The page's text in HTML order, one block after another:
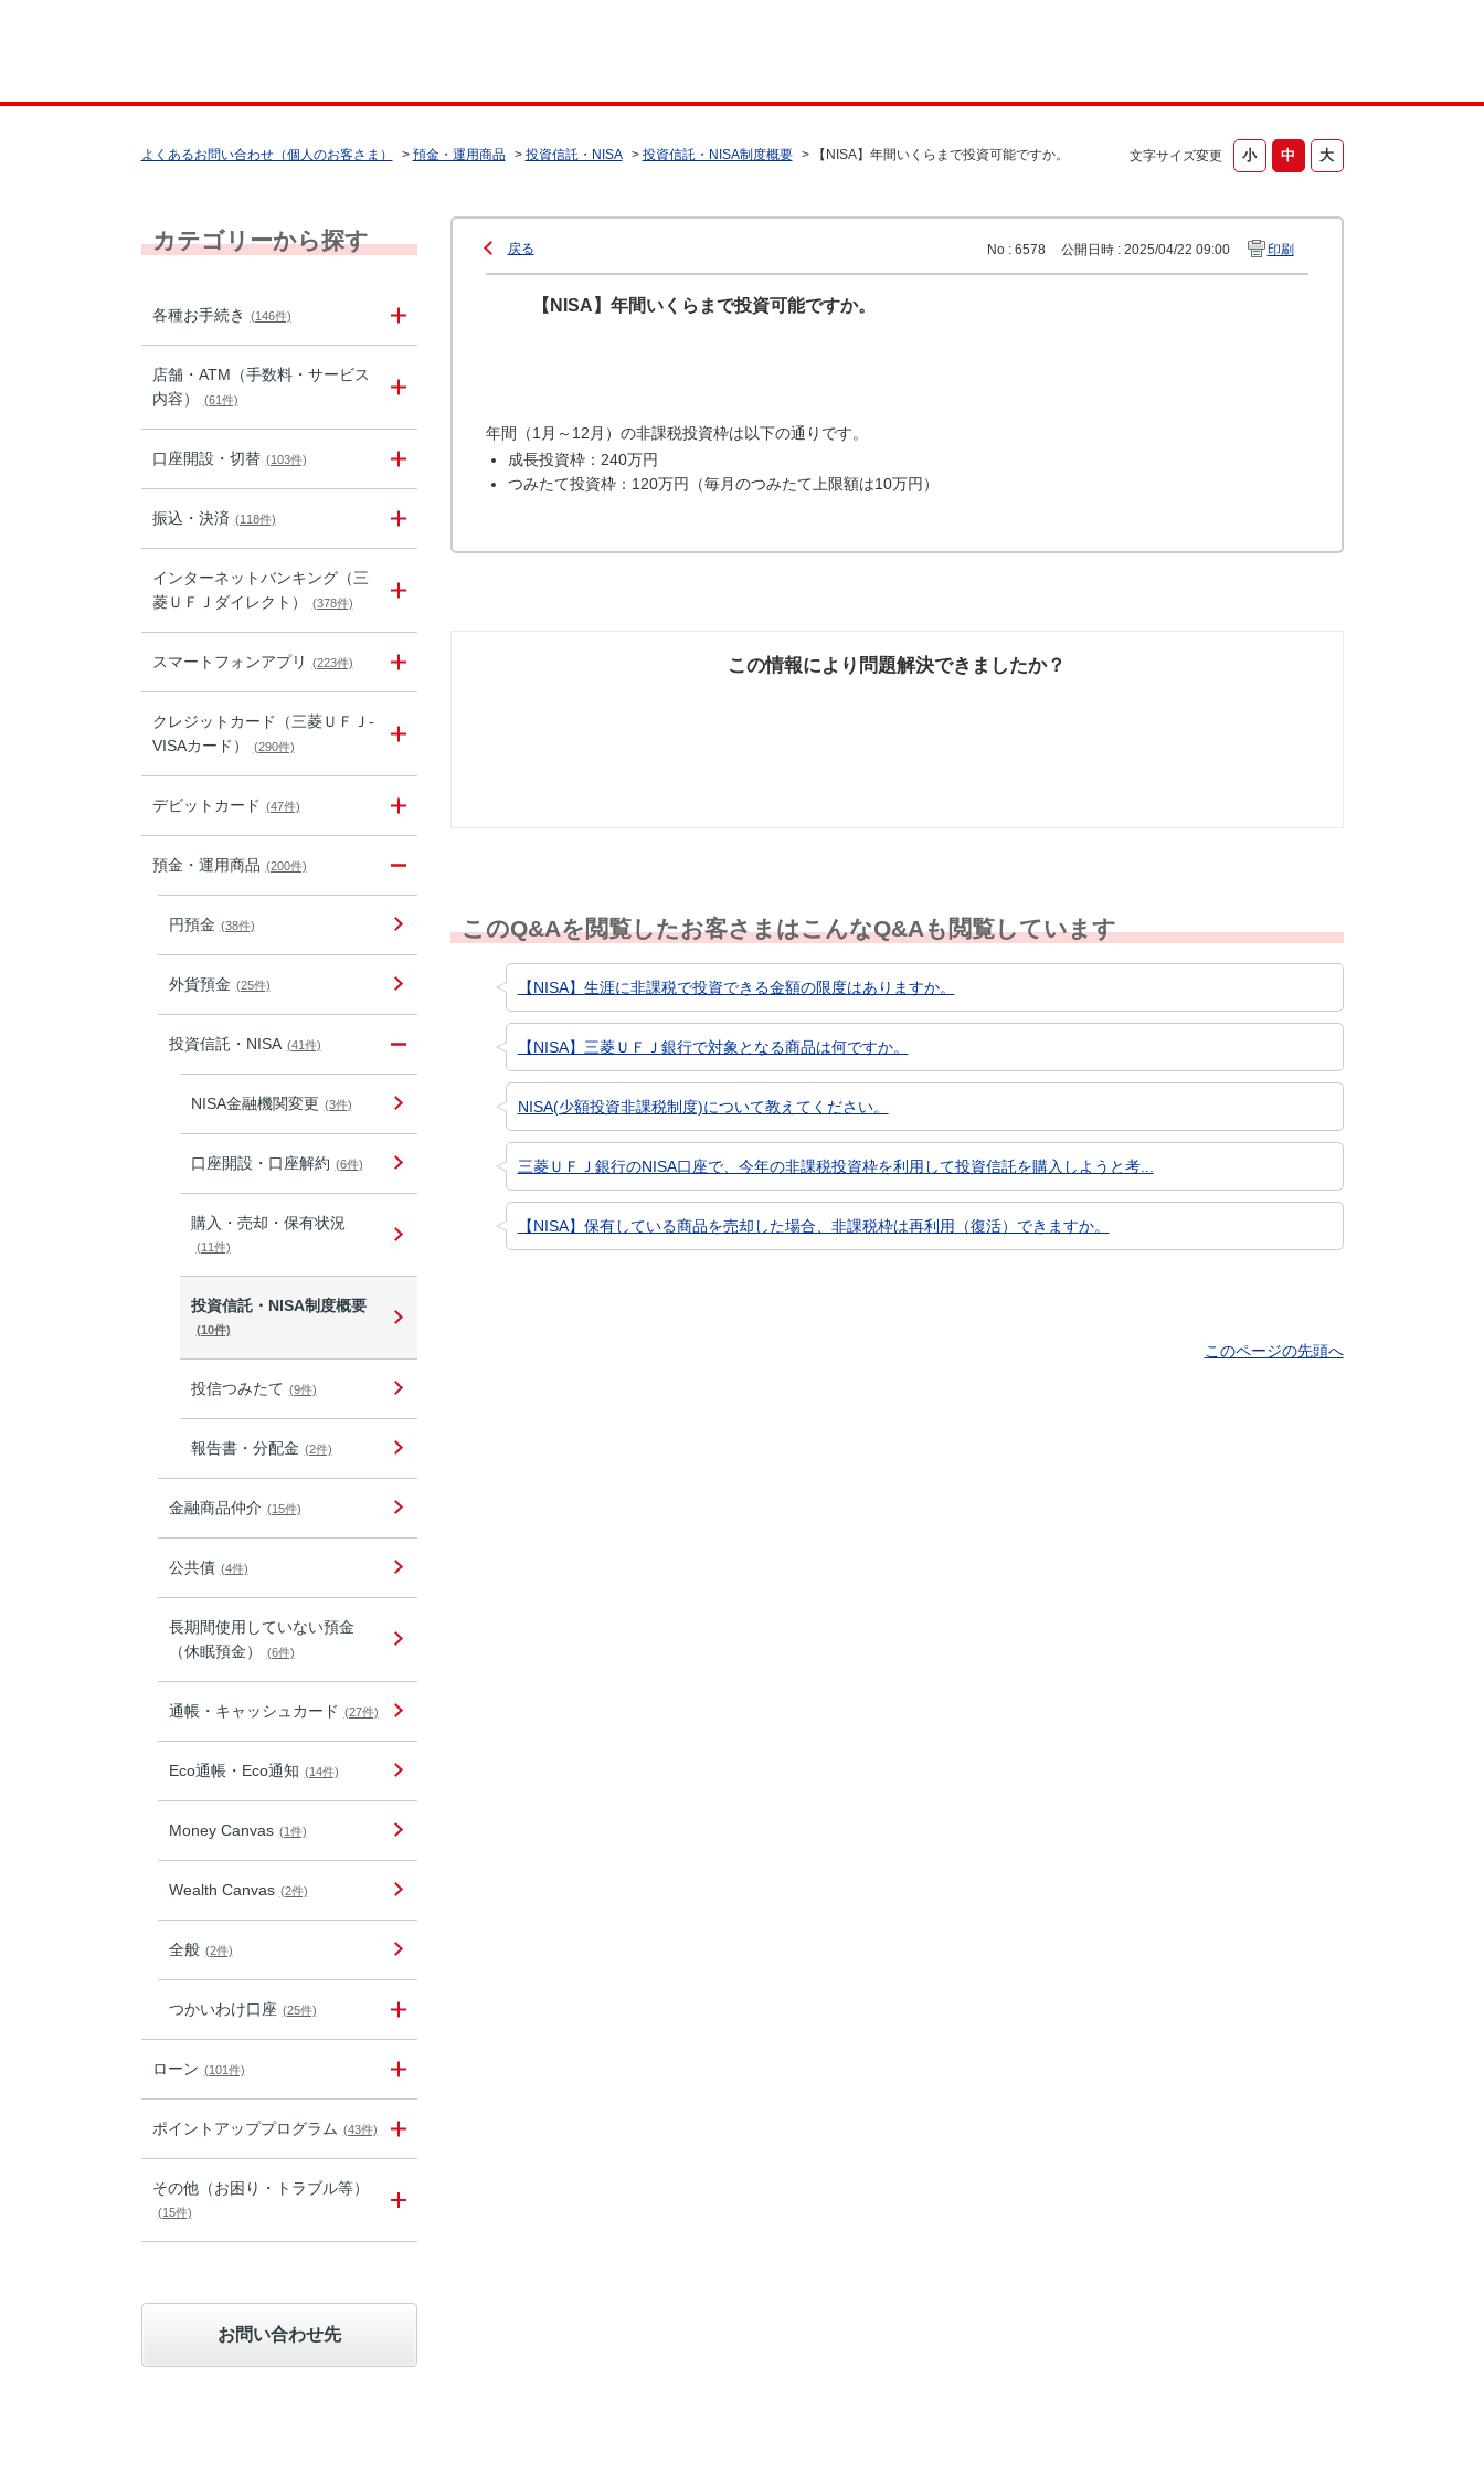
文字サイズ変更
よくあるお問い合わせ（個人のお客さま） > 預金・運用商品 > 投資信託・NISA > 投資信託・NISA制度概要 > 【NISA】年間いくらまで投資可能ですか。
カテゴリーから探す
各種お手続き (146件)
店舗・ATM（手数料・サービス
内容）
(61件)
口座開設・切替 (103件)
振込・決済 (118件)
インターネットバンキング（三
菱ＵＦＪダイレクト）
(378件)
スマートフォンアプリ (223件)
クレジットカード（三菱ＵＦＪ-
VISAカード）
(290件)
デビットカード (47件)
預金・運用商品 (200件)
円預金 (38件)
外貨預金 (25件)
投資信託・NISA (41件)
NISA金融機関変更 (3件)
口座開設・口座解約 (6件)
購入・売却・保有状況
(11件)
投資信託・NISA制度概要
(10件)
投信つみたて (9件)
報告書・分配金 (2件)
金融商品仲介 (15件)
公共債 (4件)
長期間使用していない預金
（休眠預金）
(6件)
通帳・キャッシュカード (27件)
Eco通帳・Eco通知 (14件)
Money Canvas (1件)
Wealth Canvas (2件)
全般 (2件)
つかいわけ口座 (25件)
ローン (101件)
ポイントアッププログラム (43件)
その他（お困り・トラブル等）
(15件)
お問い合わせ先
戻る No : 6578 公開日時 : 2025/04/22 09:00 印刷
【NISA】年間いくらまで投資可能ですか。
年間（1月～12月）の非課税投資枠は以下の通りです。
成長投資枠：240万円
つみたて投資枠：120万円（毎月のつみたて上限額は10万円）
この情報により問題解決できましたか？
このQ&Aを閲覧したお客さまはこんなQ&Aも閲覧しています
【NISA】生涯に非課税で投資できる金額の限度はありますか。
【NISA】三菱ＵＦＪ銀行で対象となる商品は何ですか。
NISA(少額投資非課税制度)について教えてください。
三菱ＵＦＪ銀行のNISA口座で、今年の非課税投資枠を利用して投資信託を購入しようと考...
【NISA】保有している商品を売却した場合、非課税枠は再利用（復活）できますか。
このページの先頭へ